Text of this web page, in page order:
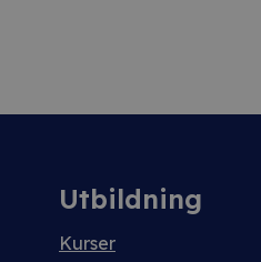
Utbildning
Kurser